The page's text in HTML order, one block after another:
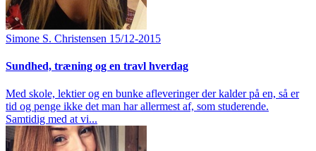
Simone S. Christensen 15/12-2015
Sundhed, træning og en travl hverdag
Med skole, lektier og en bunke afleveringer der kalder på en, så er
tid og penge ikke det man har allermest af, som studerende.
Samtidig med at vi...